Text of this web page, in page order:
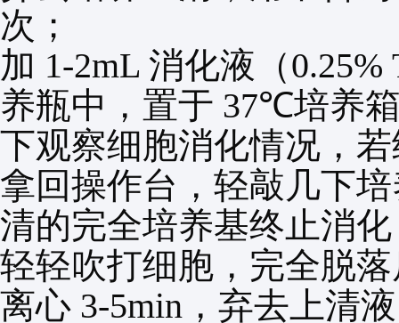
次；
加 1-2mL 消化液（0.25%
养瓶中，置于 37℃培养
下观察细胞消化情况，
拿回操作台，轻敲几下
清的完全培养基终止消
轻轻吹打细胞，完全脱
离心 3-5min ，弃去上清